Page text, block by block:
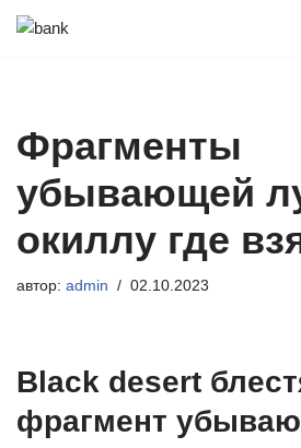
Фрагменты
убывающей
окиллу где
автор: admin 02.10.2023
Black desert
фрагмент